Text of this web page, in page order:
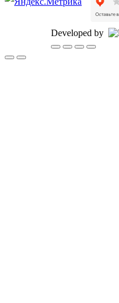
Developed by